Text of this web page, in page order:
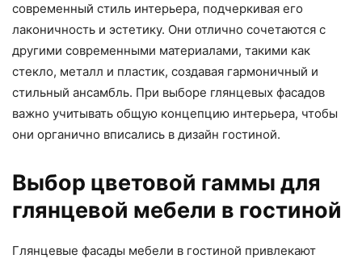
современный стиль интерьера, подчеркивая его
лаконичность и эстетику. Они отлично сочетаются с
другими современными материалами, такими как
стекло, металл и пластик, создавая гармоничный и
стильный ансамбль. При выборе глянцевых фасадов
важно учитывать общую концепцию интерьера, чтобы
они органично вписались в дизайн гостиной.
Выбор цветовой гаммы для
глянцевой мебели в гостиной
Глянцевые фасады мебели в гостиной привлекают